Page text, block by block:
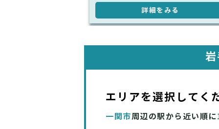
詳細をみる
エリアを選択してく
一関市周辺の駅から近い順に